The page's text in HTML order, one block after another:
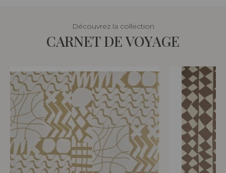
Découvrez la collection
CARNET DE VOYAGE